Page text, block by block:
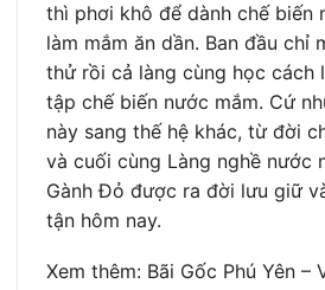
thì phơi khô để dành chế biến
làm mắm ăn dần. Ban đầu chỉ
thử rồi cả làng cùng học cách
tập chế biến nước mắm. Cứ
này sang thế hệ khác, từ đời
và cuối cùng Làng nghề nước
Gành Đỏ được ra đời lưu giữ
tận hôm nay.
Xem thêm: Bãi Gốc Phú Yên –